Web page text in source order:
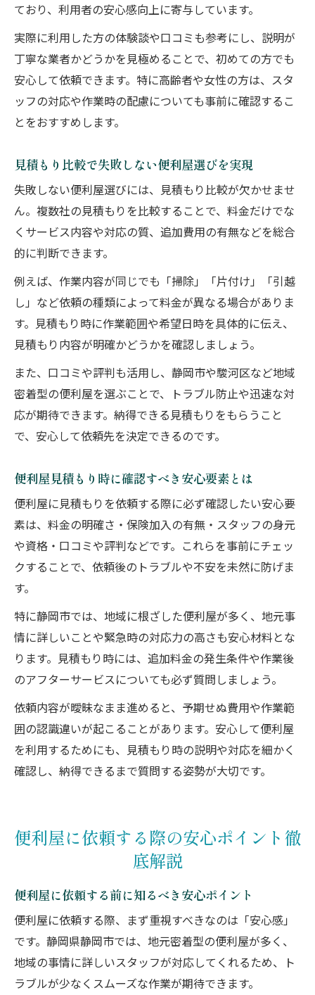
ており、利用者の安心感向上に寄与しています。
実際に利用した方の体験談や口コミも参考にし、説明が
丁寧な業者かどうかを見極めることで、初めての方でも
安心して依頼できます。特に高齢者や女性の方は、スタ
ッフの対応や作業時の配慮についても事前に確認するこ
とをおすすめします。
見積もり比較で失敗しない便利屋選びを実現
失敗しない便利屋選びには、見積もり比較が欠かせませ
ん。複数社の見積もりを比較することで、料金だけでな
くサービス内容や対応の質、追加費用の有無などを総合
的に判断できます。
例えば、作業内容が同じでも「掃除」「片付け」「引越
し」など依頼の種類によって料金が異なる場合がありま
す。見積もり時に作業範囲や希望日時を具体的に伝え、
見積もり内容が明確かどうかを確認しましょう。
また、口コミや評判も活用し、静岡市や駿河区など地域
密着型の便利屋を選ぶことで、トラブル防止や迅速な対
応が期待できます。納得できる見積もりをもらうこと
で、安心して依頼先を決定できるのです。
便利屋見積もり時に確認すべき安心要素とは
便利屋に見積もりを依頼する際に必ず確認したい安心要
素は、料金の明確さ・保険加入の有無・スタッフの身元
や資格・口コミや評判などです。これらを事前にチェッ
クすることで、依頼後のトラブルや不安を未然に防げま
す。
特に静岡市では、地域に根ざした便利屋が多く、地元事
情に詳しいことや緊急時の対応力の高さも安心材料とな
ります。見積もり時には、追加料金の発生条件や作業後
のアフターサービスについても必ず質問しましょう。
依頼内容が曖昧なまま進めると、予期せぬ費用や作業範
囲の認識違いが起こることがあります。安心して便利屋
を利用するためにも、見積もり時の説明や対応を細かく
確認し、納得できるまで質問する姿勢が大切です。
便利屋に依頼する際の安心ポイント徹
底解説
便利屋に依頼する前に知るべき安心ポイント
便利屋に依頼する際、まず重視すべきなのは「安心感」
です。静岡県静岡市では、地元密着型の便利屋が多く、
地域の事情に詳しいスタッフが対応してくれるため、ト
ラブルが少なくスムーズな作業が期待できます。